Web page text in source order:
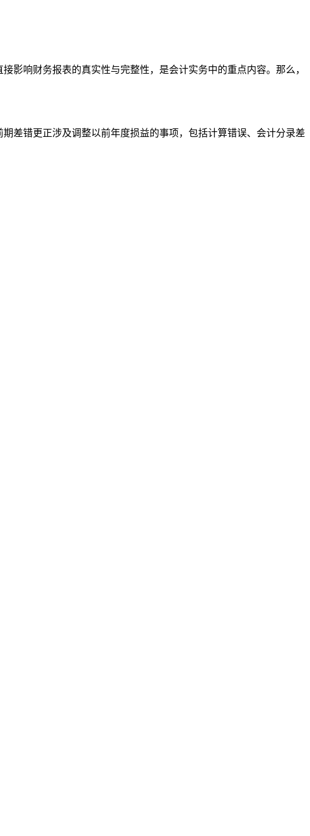
影响财务报表的真实性与完整性，是会计实务中的重点内容。那么，
差错更正涉及调整以前年度损益的事项，包括计算错误、会计分录差